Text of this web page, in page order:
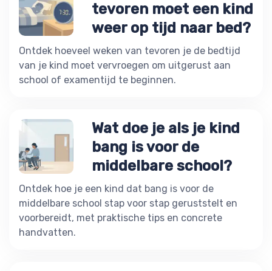
tevoren moet een kind
weer op tijd naar bed?
Ontdek hoeveel weken van tevoren je de bedtijd
van je kind moet vervroegen om uitgerust aan
school of examentijd te beginnen.
Wat doe je als je kind
bang is voor de
middelbare school?
Ontdek hoe je een kind dat bang is voor de
middelbare school stap voor stap geruststelt en
voorbereidt, met praktische tips en concrete
handvatten.